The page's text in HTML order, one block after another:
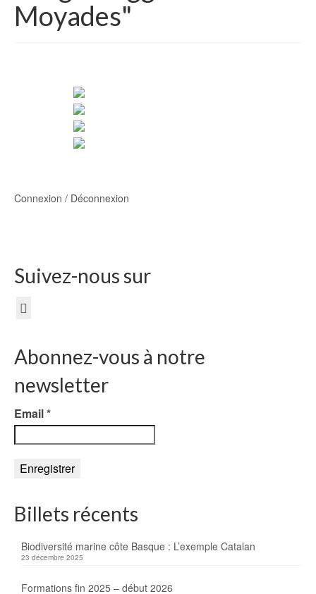
Moyades"
Connexion / Déconnexion
Suivez-nous sur
Abonnez-vous à notre
newsletter
Email*
Billets récents
Biodiversité marine côte Basque : L’exemple Catalan
23 décembre 2025
Formations fin 2025 – début 2026